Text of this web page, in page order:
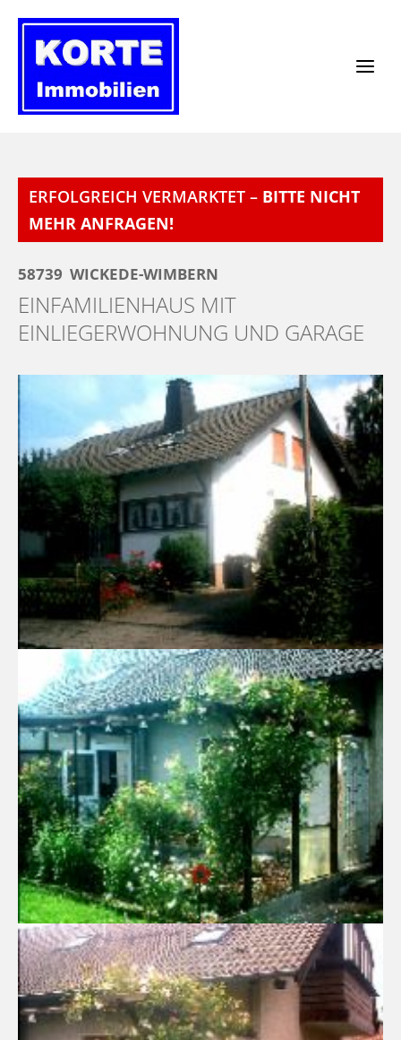
Inhalt
springen
ERFOLGREICH VERMARKTET – BITTE NICHT
MEHR ANFRAGEN!
58739 WICKEDE-WIMBERN
EINFAMILIENHAUS MIT
EINLIEGERWOHNUNG UND GARAGE